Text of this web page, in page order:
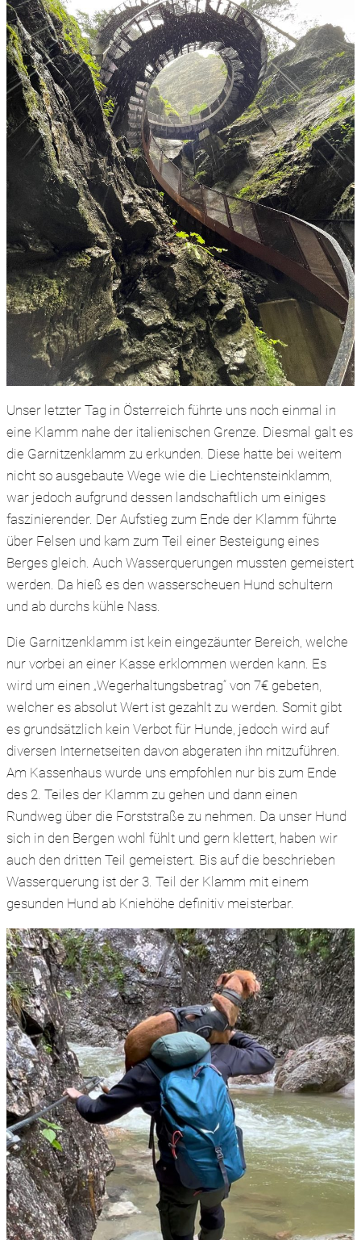
Unser letzter Tag in Österreich führte uns noch einmal in
eine Klamm nahe der italienischen Grenze. Diesmal galt es
die Garnitzenklamm zu erkunden. Diese hatte bei weitem
nicht so ausgebaute Wege wie die Liechtensteinklamm,
war jedoch aufgrund dessen landschaftlich um einiges
faszinierender. Der Aufstieg zum Ende der Klamm führte
über Felsen und kam zum Teil einer Besteigung eines
Berges gleich. Auch Wasserquerungen mussten gemeistert
werden. Da hieß es den wasserscheuen Hund schultern
und ab durchs kühle Nass.
Die Garnitzenklamm ist kein eingezäunter Bereich, welche
nur vorbei an einer Kasse erklommen werden kann. Es
wird um einen „Wegerhaltungsbetrag“ von 7€ gebeten,
welcher es absolut Wert ist gezahlt zu werden. Somit gibt
es grundsätzlich kein Verbot für Hunde, jedoch wird auf
diversen Internetseiten davon abgeraten ihn mitzuführen.
Am Kassenhaus wurde uns empfohlen nur bis zum Ende
des 2. Teiles der Klamm zu gehen und dann einen
Rundweg über die Forststraße zu nehmen. Da unser Hund
sich in den Bergen wohl fühlt und gern klettert, haben wir
auch den dritten Teil gemeistert. Bis auf die beschrieben
Wasserquerung ist der 3. Teil der Klamm mit einem
gesunden Hund ab Kniehöhe definitiv meisterbar.